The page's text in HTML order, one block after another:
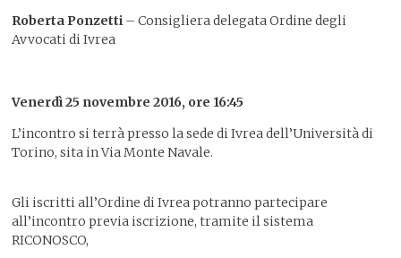
Roberta Ponzetti – Consigliera delegata Ordine degli
Avvocati di Ivrea
Venerdì 25 novembre 2016, ore 16:45
L’incontro si terrà presso la sede di Ivrea dell’Università di
Torino, sita in Via Monte Navale.
Gli iscritti all’Ordine di Ivrea potranno partecipare
all’incontro previa iscrizione, tramite il sistema
RICONOSCO,